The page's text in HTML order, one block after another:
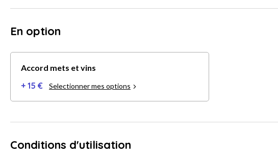
En option
Accord mets et vins
+ 15 € Selectionner mes options
Conditions d'utilisation